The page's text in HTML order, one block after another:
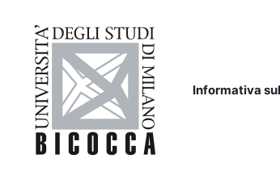
Informativa